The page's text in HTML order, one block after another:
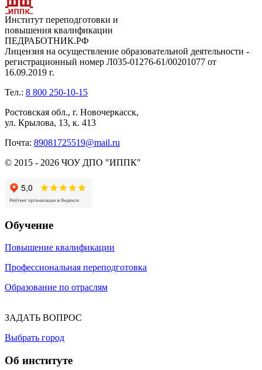
Институт переподготовки и
повышения квалификации
ПЕДРАБОТНИК.РФ
Лицензия на осуществление образовательной деятельности -
регистрационный номер Л035-01276-61/00201077 от
16.09.2019 г.
Тел.: 8 800 250-10-15
Ростовская обл., г. Новочеркасск,
ул. Крылова, 13, к. 413
Почта: 89081725519@mail.ru
© 2015 - 2026 ЧОУ ДПО "ИППК"
Обучение
Повышение квалификации
Профессиональная переподготовка
Образование по отраслям
ЗАДАТЬ ВОПРОС
Выбрать город
Об институте